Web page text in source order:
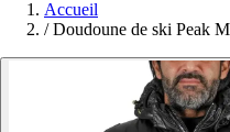
Accueil
/ Doudoune de ski Peak